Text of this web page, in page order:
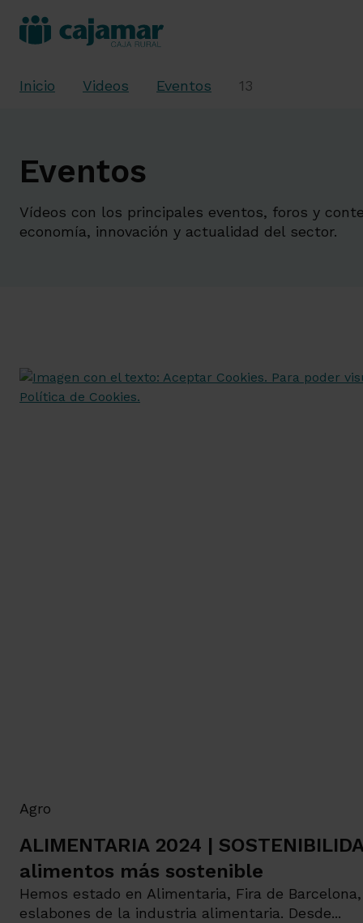
Inicio Videos Eventos 13
Eventos
Vídeos con los principales eventos, foros y
economía, innovación y actualidad del sector.
Agro
ALIMENTARIA 2024 |
alimentos más sostenible
Hemos estado en Alimentaria, Fira de
eslabones de la industria alimentaria. Desde...